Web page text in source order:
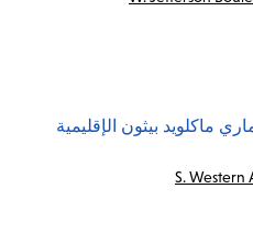
ماكلويد بيثون الإقليمية